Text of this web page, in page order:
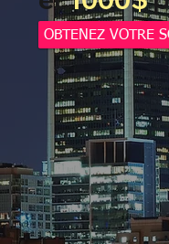
OBTENEZ VOTRE